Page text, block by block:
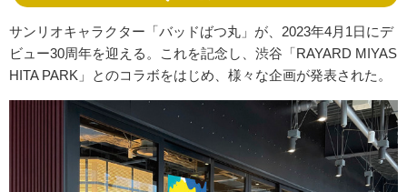
サンリオキャラクター「バッドばつ丸」が、2023年4月1日にデ
ビュー30周年を迎える。これを記念し、渋谷「RAYARD MIYAS
HITA PARK」とのコラボをはじめ、様々な企画が発表された。